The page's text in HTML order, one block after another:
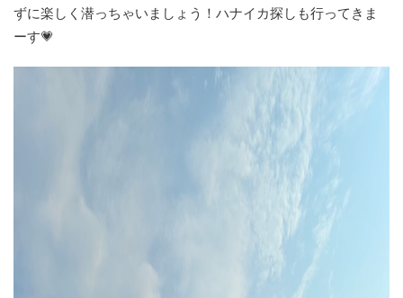
ずに楽しく潜っちゃいましょう！ハナイカ探しも行ってきま
ーす💗